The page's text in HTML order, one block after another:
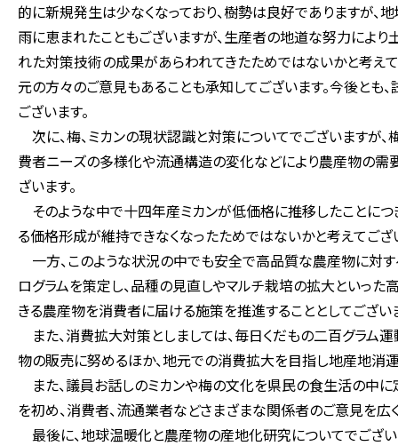
的に新規発生は少なくなっており、樹勢は良好でありますが、
雨に恵まれたこともございますが、生産者の地道な努力によ
れた対策技術の成果があらわれてきたためではないかと考え
元の方々のご意見もあることも承知してございます。今後と
ございます。
次に、梅、ミカンの現状認識と対策についてでございますが
費者ニーズの多様化や流通構造の変化などにより農産物の需
ざいます。
そのような中で十四年産ミカンが低価格に推移したことにつ
る価格形成が維持できなくなったためではないかと考えてござ
一方、このような状況の中でも安全で高品質な農産物に対
ログラムを策定し、品種の見直しやマルチ栽培の拡大といっ
きる農産物を消費者に届ける施策を推進することとしてござい
また、消費拡大対策としましては、毎日くだもの二百グラム
物の販売に努めるほか、地元での消費拡大を目指し地産地消運
また、議員お話しのミカンや梅の文化を県民の食生活の中に
を初め、消費者、流通業者などさまざまな関係者のご意見を
最後に、地球温暖化と農産物の産地化研究についてでござ